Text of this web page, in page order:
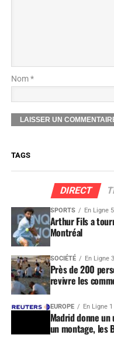
Nom *
TAGS
DIRECT
SPORTS En Ligne
Arthur Fils a
Montréal
SOCIÉTÉ En Ligne
Près de 200
revivre les
EUROPE En Ligne
Madrid donne
un montage, les